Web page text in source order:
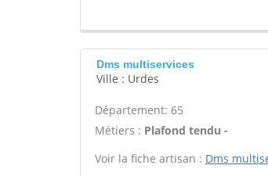
Dms multiservices
Ville : Urdes
Département: 65
Métiers : Plafond tendu -
Voir la fiche artisan : Dms